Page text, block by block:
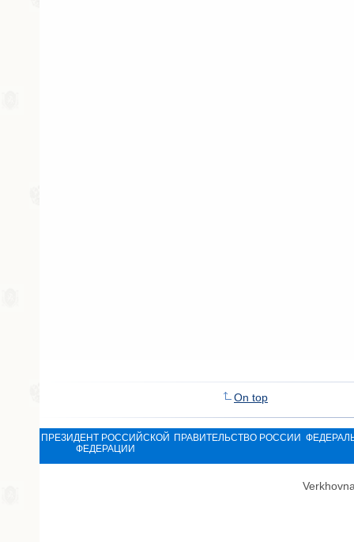
On top
ПРЕЗИДЕНТ РОССИЙСКОЙ
ФЕДЕРАЦИИ
ПРАВИТЕЛЬСТВО РОССИИ